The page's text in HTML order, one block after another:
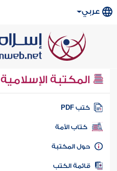
عربي
المكتبة الإسلامية
كتب PDF
كتاب الأمة
المكتبة